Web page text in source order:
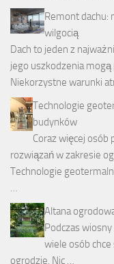
Remont dachu:
wilgocią
Dach to jeden z
jego uszkodzenia
Niekorzystne warunki
Technologie
budynków
Coraz więcej osób
rozwiązań w zakresie
Technologie
…
Altana
Podczas
wiele osób
ogrodzie. Nic …